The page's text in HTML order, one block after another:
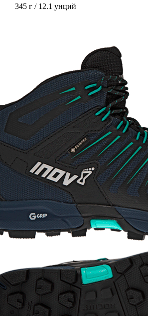
345 г / 12.1 унций